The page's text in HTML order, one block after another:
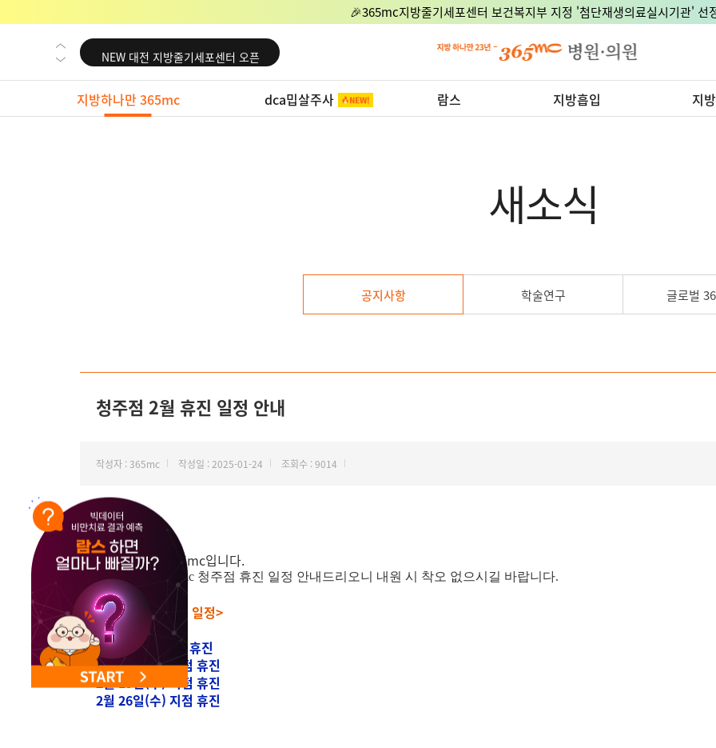
🎉365mc지방줄기세포센터 보건복지부 지정 '첨단재생의료실시기관' 선
NEW 교대 지방줄기세포센터 오픈
NEW 대전 지방줄기세포센터 오픈
NEW 노원 지방줄기세포센터 오픈
NEW 미국 LA점 오픈
지방하나만 365mc dca밉살주사 람스 지방흡입 지
새소식
공지사항 학술연구 글로벌
청주점 2월 휴진 일정 안내
작성자 : 365mc 작성일 : 2025-01-24 조회수 : 9014
안녕하세요.
'지방하나만' 365mc입니다.
2025년 2월 365mc 청주점 휴진 일정 안내드리오니 내원 시 착오 없으시길 바랍니다.
<청주점 2월 휴진 일정>
2월 5일(수) 지점 휴진
2월 12일(수) 지점 휴진
2월 19일(수) 지점 휴진
2월 26일(수) 지점 휴진